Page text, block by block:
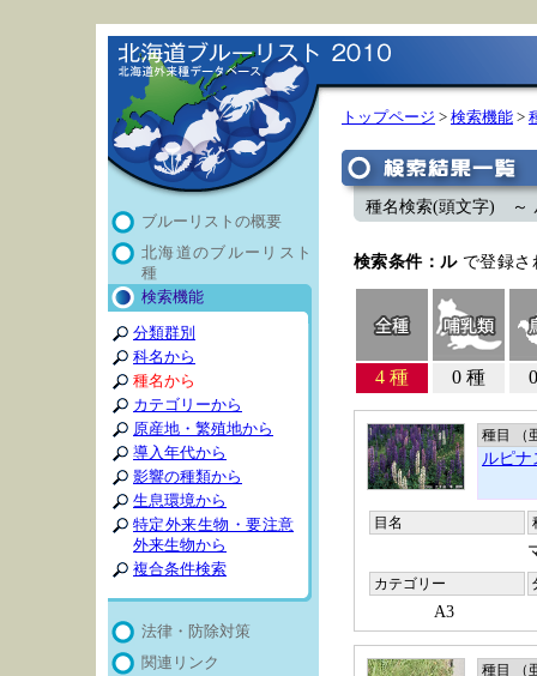
ブルーリストの概要
北海道のブルーリスト
種
検索機能
分類群別
科名から
種名から
カテゴリーから
原産地・繁殖地から
導入年代から
影響の種類から
生息環境から
特定外来生物・要注意
外来生物から
複合条件検索
法律・防除対策
関連リンク
トップページ > 検索機能 >
種名検索(頭文字) ～
検索条件：ルで登録さ
4 種 0 種
種目 （
ルピナ
目名
カテゴリー
A3
種目 （